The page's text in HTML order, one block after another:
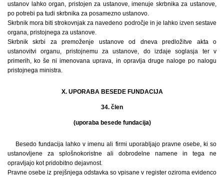
ustanov lahko organ, pristojen za ustanove, imenuje skrbnika za ustanove,
po potrebi pa tudi skrbnika za posamezno ustanovo.
Skrbnik mora biti strokovnjak za navedeno področje in je lahko izven sestave
organa, pristojnega za ustanove.
Skrbnik skrbi za premoženje ustanove od dneva predložitve akta o
ustanovitvi organu, pristojnemu za ustanove, do izdaje soglasja ter v
primerih, ko še ni imenovana uprava, in opravlja druge naloge po nalogu
pristojnega ministra.
X. UPORABA BESEDE FUNDACIJA
34. člen
(uporaba besede fundacija)
Besedo fundacija lahko v imenu ali firmi uporabljajo pravne osebe, ki so
ustanovljene za splošnokoristne ali dobrodelne namene in tega ne
opravljajo kot pridobitno dejavnost.
Pravne osebe iz prejšnjega odstavka so vpisane v register oziroma evidenco